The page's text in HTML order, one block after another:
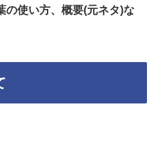
の使い方、概要(元ネタ)な